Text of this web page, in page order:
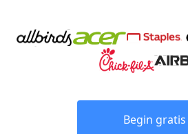
Begin gratis